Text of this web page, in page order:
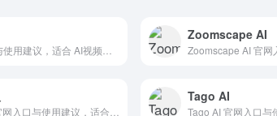
Zoomscape AI
Tago AI